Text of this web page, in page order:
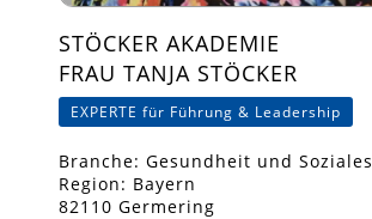
STÖCKER AKADEMIE
FRAU TANJA STÖCKER
EXPERTE für Führung & Leadership
Branche: Gesundheit und Soziales
Region: Bayern
82110 Germering